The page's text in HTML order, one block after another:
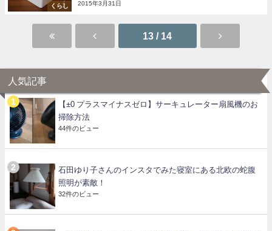
くらし 2015年3月31日
13 / 14
人気記事
【±0 プラスマイナスゼロ】サーキュレーター扇風機のお
掃除方法
44件のビュー
石田ゆり子さんのインスタでみた寝室にある北欧の蛇腹
照明が素敵！
32件のビュー